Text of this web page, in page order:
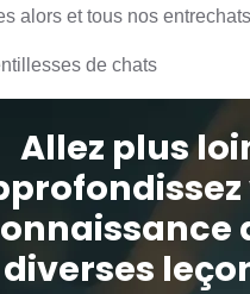
alors et tous nos entrechats
de chats
Allez plus
diverses